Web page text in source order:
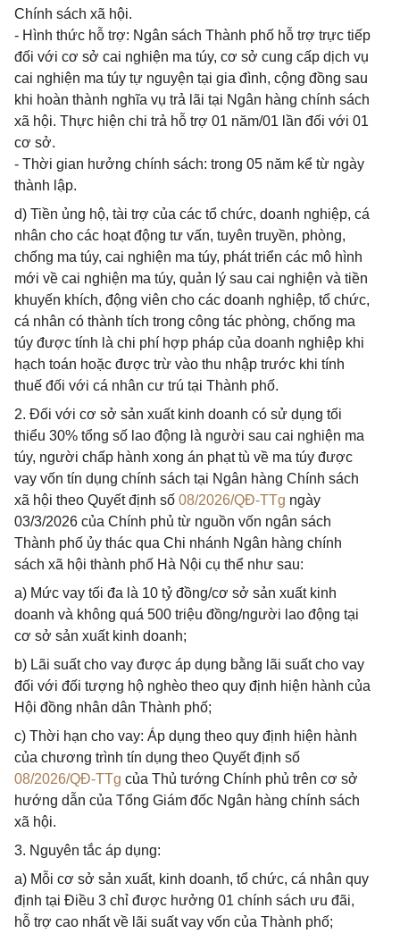
Chính sách xã hội.
- Hình thức hỗ trợ: Ngân sách Thành phố hỗ trợ trực tiếp
đối với cơ sở cai nghiện ma túy, cơ sở cung cấp dịch vụ
cai nghiện ma túy tự nguyện tại gia đình, cộng đồng sau
khi hoàn thành nghĩa vụ trả lãi tại Ngân hàng chính sách
xã hội. Thực hiện chi trả hỗ trợ 01 năm/01 lần đối với 01
cơ sở.
- Thời gian hưởng chính sách: trong 05 năm kể từ ngày
thành lập.
d) Tiền ủng hộ, tài trợ của các tổ chức, doanh nghiệp, cá
nhân cho các hoạt động tư vấn, tuyên truyền, phòng,
chống ma túy, cai nghiện ma túy, phát triển các mô hình
mới về cai nghiện ma túy, quản lý sau cai nghiện và tiền
khuyến khích, động viên cho các doanh nghiệp, tổ chức,
cá nhân có thành tích trong công tác phòng, chống ma
túy được tính là chi phí hợp pháp của doanh nghiệp khi
hạch toán hoặc được trừ vào thu nhập trước khi tính
thuế đối với cá nhân cư trú tại Thành phố.
2. Đối với cơ sở sản xuất kinh doanh có sử dụng tối
thiểu 30% tổng số lao động là người sau cai nghiện ma
túy, người chấp hành xong án phạt tù về ma túy được
vay vốn tín dụng chính sách tại Ngân hàng Chính sách
xã hội theo Quyết định số 08/2026/QĐ-TTg ngày
03/3/2026 của Chính phủ từ nguồn vốn ngân sách
Thành phố ủy thác qua Chi nhánh Ngân hàng chính
sách xã hội thành phố Hà Nội cụ thể như sau:
a) Mức vay tối đa là 10 tỷ đồng/cơ sở sản xuất kinh
doanh và không quá 500 triệu đồng/người lao động tại
cơ sở sản xuất kinh doanh;
b) Lãi suất cho vay được áp dụng bằng lãi suất cho vay
đối với đối tượng hộ nghèo theo quy định hiện hành của
Hội đồng nhân dân Thành phố;
c) Thời hạn cho vay: Áp dụng theo quy định hiện hành
của chương trình tín dụng theo Quyết định số
08/2026/QĐ-TTg của Thủ tướng Chính phủ trên cơ sở
hướng dẫn của Tổng Giám đốc Ngân hàng chính sách
xã hội.
3. Nguyên tắc áp dụng:
a) Mỗi cơ sở sản xuất, kinh doanh, tổ chức, cá nhân quy
định tại Điều 3 chỉ được hưởng 01 chính sách ưu đãi,
hỗ trợ cao nhất về lãi suất vay vốn của Thành phố;